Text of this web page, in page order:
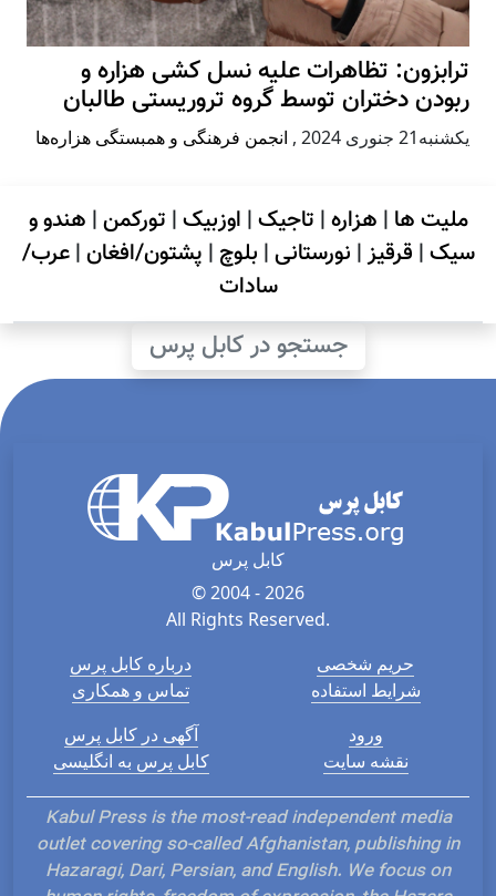
ترابزون: تظاهرات علیه نسل کشی هزاره و
ربودن دختران توسط گروه تروریستی طالبان
يكشنبه21 جنوری 2024 , انجمن فرهنگی و همبستگی هزاره‌ها
ملیت ها | هزاره| تاجیک| اوزبیک| تورکمن| هندو و
سیک| قرقیز| نورستانی| بلوچ | پشتون/افغان|عرب/
سادات
جستجو در کابل پرس
کابل پرس
© 2004 - 2026
All Rights Reserved.
درباره کابل پرس
تماس و همکاری
حریم شخصی
شرایط استفاده
آگهی در کابل پرس
کابل پرس به انگلیسی
ورود
نقشه سایت
Kabul Press is the most-read independent media
outlet covering so-called Afghanistan, publishing in
Hazaragi, Dari, Persian, and English. We focus on